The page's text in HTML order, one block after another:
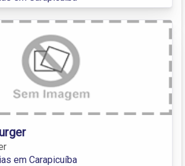
em Carapicuíba